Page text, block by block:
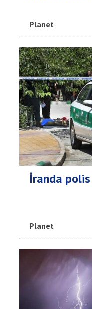
Planet
İranda
Planet